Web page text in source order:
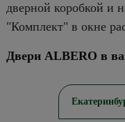
дверной коробкой и
"Комплект" в окне
Двери ALBERO в